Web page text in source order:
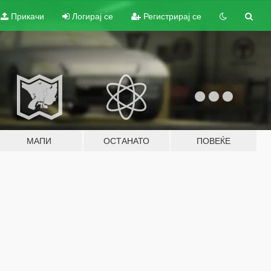
Прикачи Логирај се Регистрирај се
МАПИ ОСТАНАТО ПОВЕЌЕ